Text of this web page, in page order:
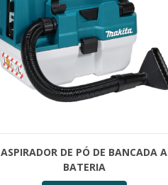
ASPIRADOR DE PÓ DE BANCADA A
BATERIA